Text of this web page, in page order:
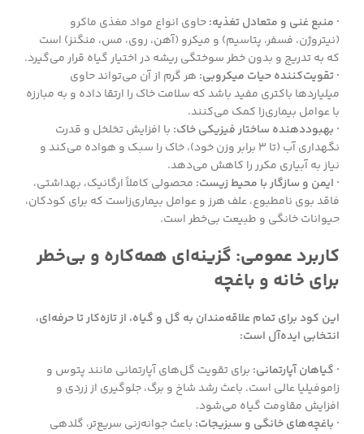
· منبع غنی و متعادل تغذیه:حاوی انواع مواد مغذی ماکرو
(نیتروژن، فسفر، پتاسیم) و میکرو (آهن، روی، مس، منگنز) است
که به تدریج و بدون خطر سوختگی ریشه در اختیار گیاه قرار می‌گیرد.
· تقویت‌کننده حیات میکروبی: هر گرم از آن می‌تواند حاوی
میلیاردها باکتری مفید باشد که سلامت خاک را ارتقا داده و به مبارزه
با عوامل بیماری‌زا کمک می‌کنند.
· بهبوددهنده ساختار فیزیکی خاک: با افزایش تخلخل و قدرت
نگهداری آب (تا ۳ برابر وزن خود)، خاک را سبک و هواده می‌کند و
نیاز به آبیاری مکرر را کاهش می‌دهد.
· ایمن و سازگار با محیط زیست: محصولی کاملاً ارگانیک، بهداشتی،
فاقد بوی نامطبوع، علف هرز و عوامل بیماری‌زاست که برای کودکان،
حیوانات خانگی و طبیعت بی‌خطر است.
کاربرد عمومی: گزینه‌ای همه‌کاره و بی‌خطر
برای خانه و باغچه
این کود برای تمام علاقه‌مندان به گل و گیاه، از تازه‌کار تا حرفه‌ای،
انتخابی ایده‌آل است:
· گیاهان آپارتمانی: برای تقویت گل‌های آپارتمانی مانند پتوس و
زاموفیلیا عالی است. باعث رشد شاخ و برگ، جلوگیری از زردی و
افزایش مقاومت گیاه می‌شود.
· باغچه‌های خانگی و سبزیجات: باعث جوانه‌زنی سریع‌تر، گلدهی